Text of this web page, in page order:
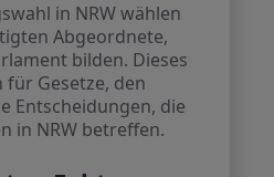
in NRW wählen
Abgeordnete,
bilden. Dieses
Gesetze, den
Entscheidungen, die
in NRW betreffen.